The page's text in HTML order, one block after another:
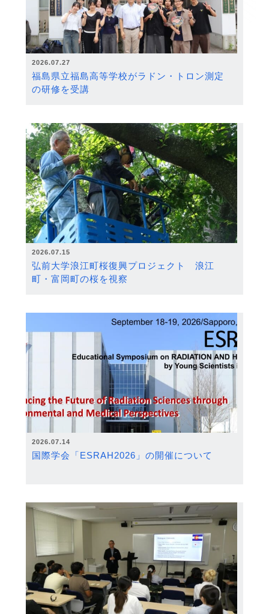
2026.07.27
福島県立福島高等学校がラドン・トロン測定
の研修を受講
2026.07.15
弘前大学浪江町桜復興プロジェクト 浪江
町・富岡町の桜を視察
2026.07.14
国際学会「ESRAH2026」の開催について